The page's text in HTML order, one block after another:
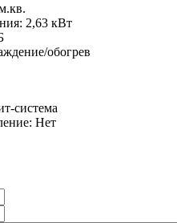
2,63 кВт
обогрев
система
Нет